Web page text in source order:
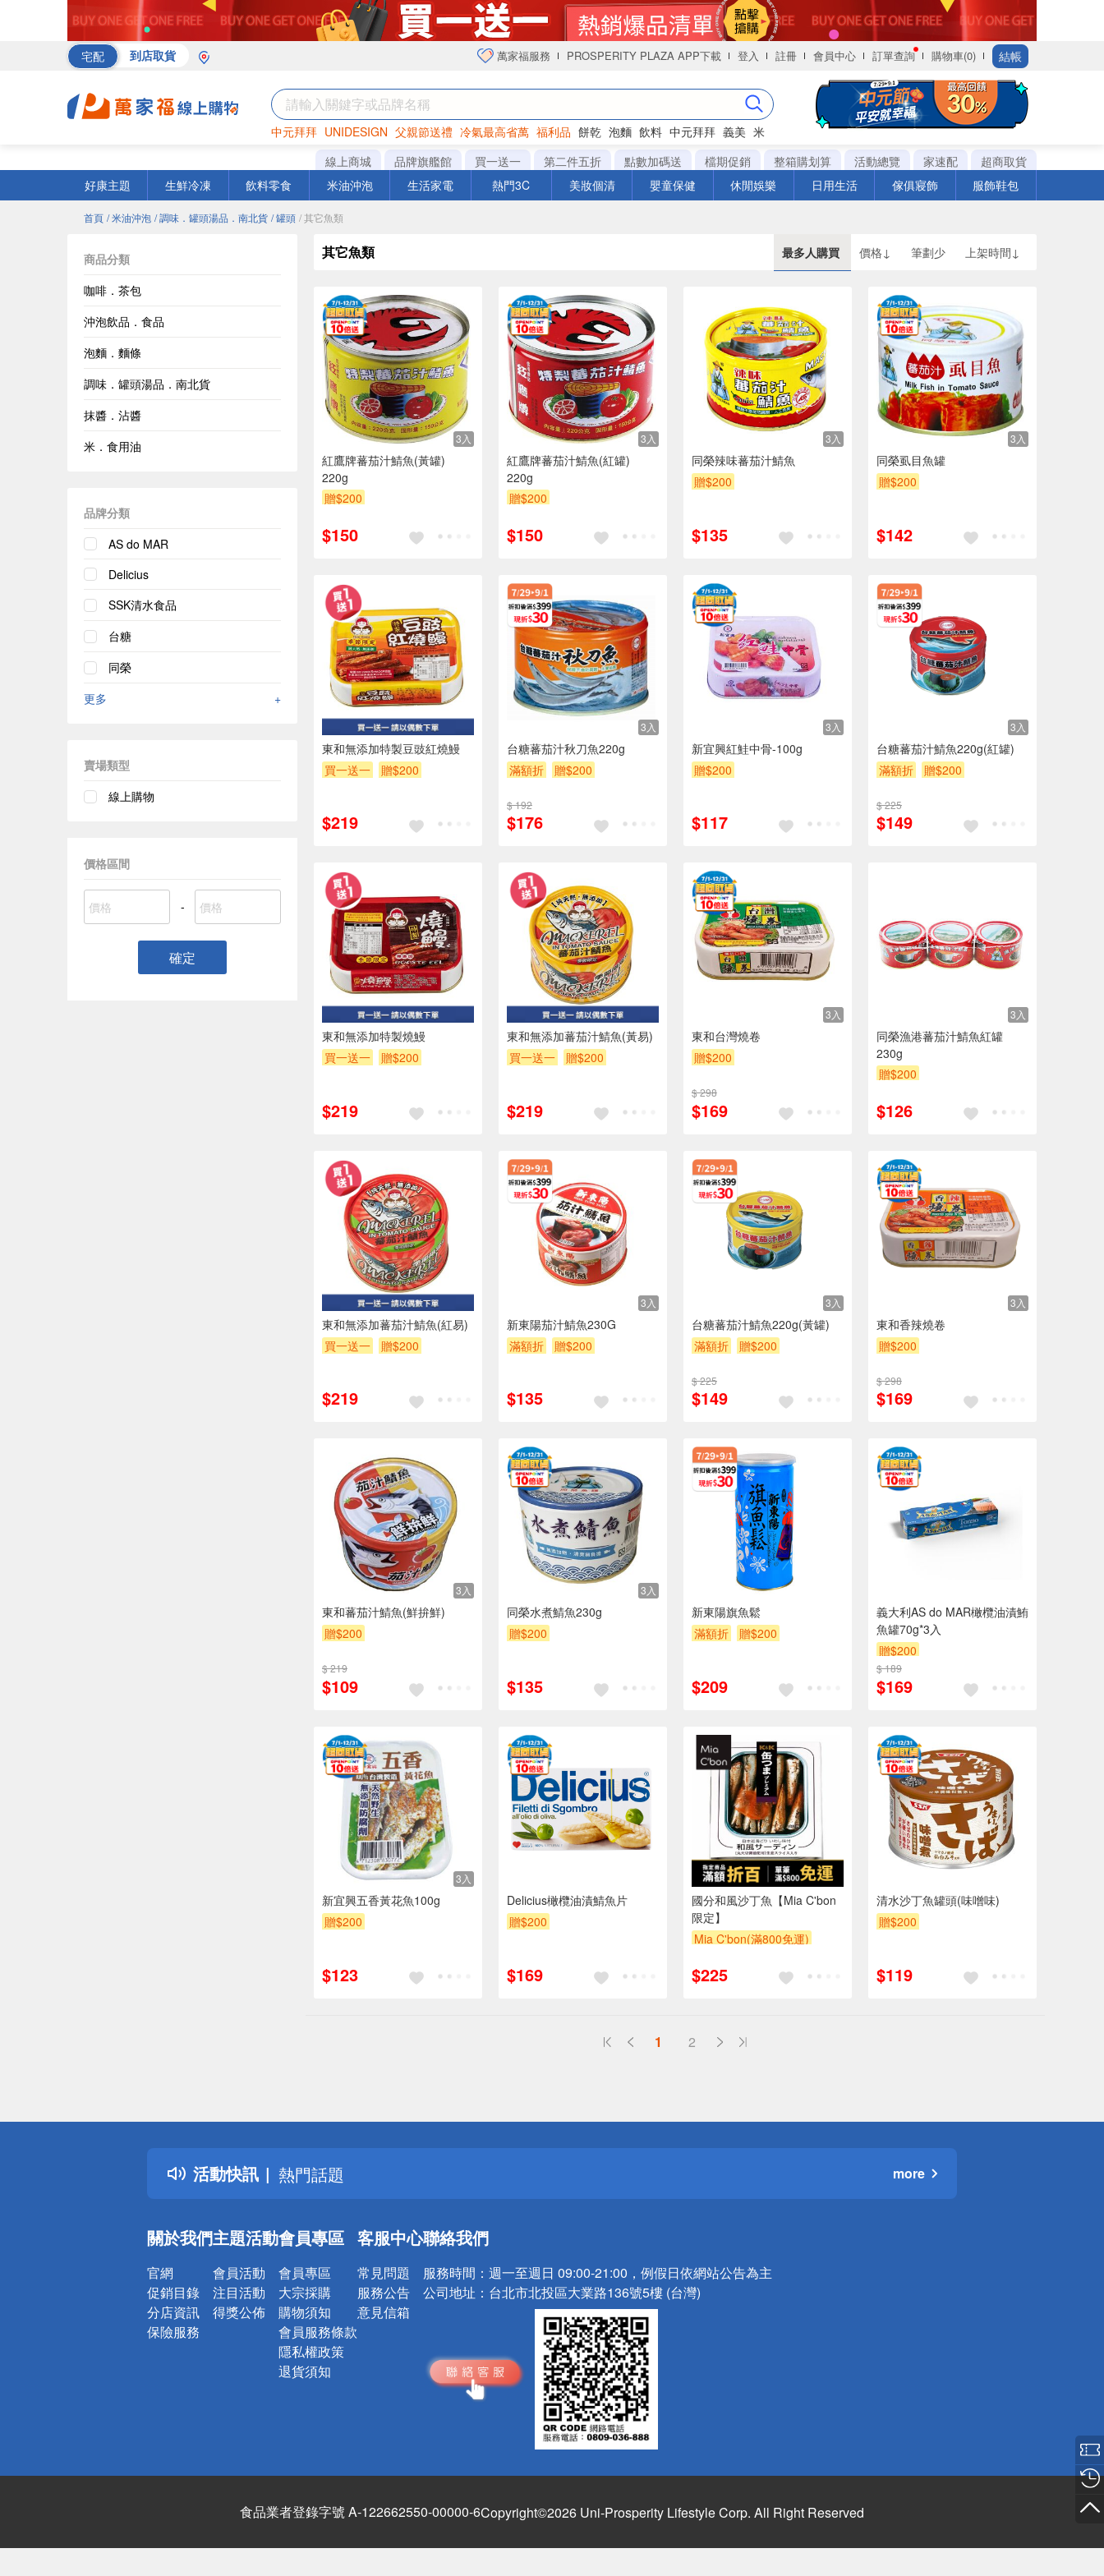
宅配 到店取貨 萬家福服務 PROSPERITY PLAZA APP下載 登入 註冊 會員中心 訂單查詢 購物車(0) 結帳
中元拜拜 UNIDESIGN 父親節送禮 冷氣最高省萬 福利品 餅乾 泡麵 飲料 中元拜拜 義美 米
巧克力 罐頭 衛生紙
線上商城 品牌旗艦館 買一送一 第二件五折 點數加碼送 檔期促銷 整箱購划算 活動總覽 家速配
超商取貨
好康主題
生鮮冷凍 飲料零食 米油沖泡 生活家電 熱門3C 美妝個清 嬰童保健 休閒娛樂 日用生活 傢俱寢飾 服飾鞋包
首頁 / 米油沖泡 / 調味．罐頭湯品．南北貨 / 罐頭 / 其它魚類
商品分類
咖啡．茶包
沖泡飲品．食品
泡麵．麵條
調味．罐頭湯品．南北貨
抹醬．沾醬
米．食用油
品牌分類
AS do MAR
Delicius
SSK清水食品
台糖
同榮
更多
+
賣場類型
線上購物
價格區間
-
確定
其它魚類 最多人購買 價格↓ 筆劃少 上架時間↓
3入
紅鷹牌蕃茄汁鯖魚(黃罐)
220g
贈$200
$150
3入
紅鷹牌蕃茄汁鯖魚(紅罐)
220g
贈$200
$150
3入
同榮辣味蕃茄汁鯖魚
贈$200
$135
3入
同榮虱目魚罐
贈$200
$142
東和無添加特製豆豉紅燒鰻
買一送一
贈$200
$219
3入
台糖蕃茄汁秋刀魚220g
滿額折
贈$200
$ 192
$176
3入
新宜興紅鮭中骨-100g
贈$200
$117
3入
台糖蕃茄汁鯖魚220g(紅罐)
滿額折
贈$200
$ 225
$149
東和無添加特製燒鰻
買一送一
贈$200
$219
東和無添加蕃茄汁鯖魚(黃易)
買一送一
贈$200
$219
3入
東和台灣燒卷
贈$200
$ 298
$169
3入
同榮漁港蕃茄汁鯖魚紅罐
230g
贈$200
$126
東和無添加蕃茄汁鯖魚(紅易)
買一送一
贈$200
$219
3入
新東陽茄汁鯖魚230G
滿額折
贈$200
$135
3入
台糖蕃茄汁鯖魚220g(黃罐)
滿額折
贈$200
$ 225
$149
3入
東和香辣燒卷
贈$200
$ 298
$169
3入
東和蕃茄汁鯖魚(鮮拚鮮)
贈$200
$ 219
$109
3入
同榮水煮鯖魚230g
贈$200
$135
新東陽旗魚鬆
滿額折
贈$200
$209
義大利AS do MAR橄欖油漬鮪
魚罐70g*3入
贈$200
$ 189
$169
3入
新宜興五香黃花魚100g
贈$200
$123
Delicius橄欖油漬鯖魚片
贈$200
$169
國分和風沙丁魚【Mia C'bon
限定】
Mia C'bon(滿800免運)
$225
清水沙丁魚罐頭(味噌味)
贈$200
$119
1 2
活動快訊
詐騙網頁！請小心！
得獎公告
熱門話題
銀行優惠
詐騙網頁！請小心！
more
關於我們
官網
促銷目錄
分店資訊
保險服務
主題活動
會員活動
注目活動
得獎公佈
會員專區
會員專區
大宗採購
購物須知
會員服務條款
隱私權政策
退貨須知
客服中心
常見問題
服務公告
意見信箱
聯絡我們
服務時間： 週一至週日 09:00-21:00，例假日依網站公告為主
公司地址： 台北市北投區大業路136號5樓 (台灣)
食品業者登錄字號 A-122662550-00000-6Copyright©2026 Uni-Prosperity Lifestyle Corp. All Right Reserved